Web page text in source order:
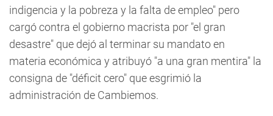
indigencia y la pobreza y la falta de empleo" pero
cargó contra el gobierno macrista por "el gran
desastre" que dejó al terminar su mandato en
materia económica y atribuyó "a una gran mentira" la
consigna de "déficit cero" que esgrimió la
administración de Cambiemos.